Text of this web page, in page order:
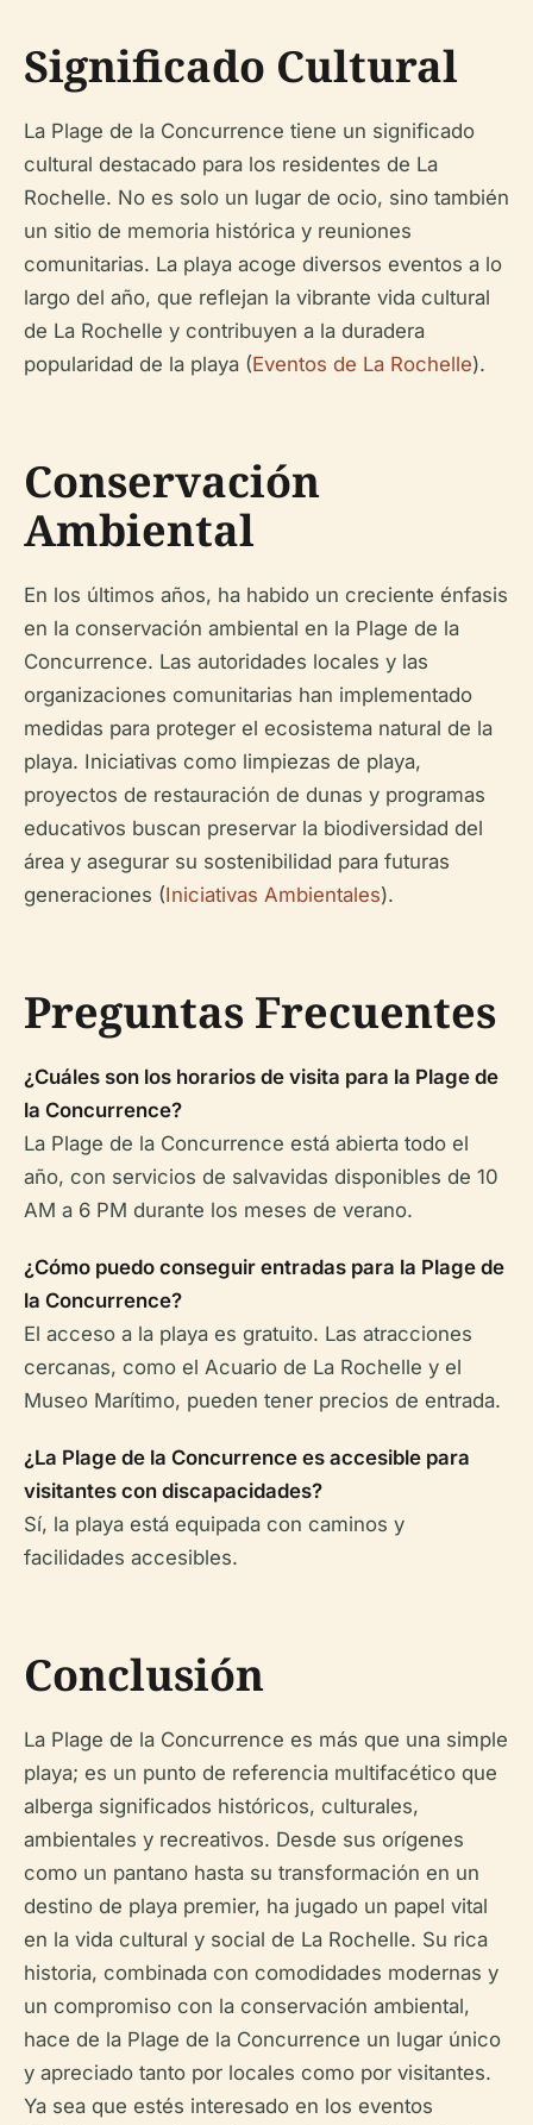
Significado Cultural
La Plage de la Concurrence tiene un significado
cultural destacado para los residentes de La
Rochelle. No es solo un lugar de ocio, sino también
un sitio de memoria histórica y reuniones
comunitarias. La playa acoge diversos eventos a lo
largo del año, que reflejan la vibrante vida cultural
de La Rochelle y contribuyen a la duradera
popularidad de la playa (Eventos de La Rochelle).
Conservación
Ambiental
En los últimos años, ha habido un creciente énfasis
en la conservación ambiental en la Plage de la
Concurrence. Las autoridades locales y las
organizaciones comunitarias han implementado
medidas para proteger el ecosistema natural de la
playa. Iniciativas como limpiezas de playa,
proyectos de restauración de dunas y programas
educativos buscan preservar la biodiversidad del
área y asegurar su sostenibilidad para futuras
generaciones (Iniciativas Ambientales).
Preguntas Frecuentes
¿Cuáles son los horarios de visita para la Plage de
la Concurrence?
La Plage de la Concurrence está abierta todo el
año, con servicios de salvavidas disponibles de 10
AM a 6 PM durante los meses de verano.
¿Cómo puedo conseguir entradas para la Plage de
la Concurrence?
El acceso a la playa es gratuito. Las atracciones
cercanas, como el Acuario de La Rochelle y el
Museo Marítimo, pueden tener precios de entrada.
¿La Plage de la Concurrence es accesible para
visitantes con discapacidades?
Sí, la playa está equipada con caminos y
facilidades accesibles.
Conclusión
La Plage de la Concurrence es más que una simple
playa; es un punto de referencia multifacético que
alberga significados históricos, culturales,
ambientales y recreativos. Desde sus orígenes
como un pantano hasta su transformación en un
destino de playa premier, ha jugado un papel vital
en la vida cultural y social de La Rochelle. Su rica
historia, combinada con comodidades modernas y
un compromiso con la conservación ambiental,
hace de la Plage de la Concurrence un lugar único
y apreciado tanto por locales como por visitantes.
Ya sea que estés interesado en los eventos